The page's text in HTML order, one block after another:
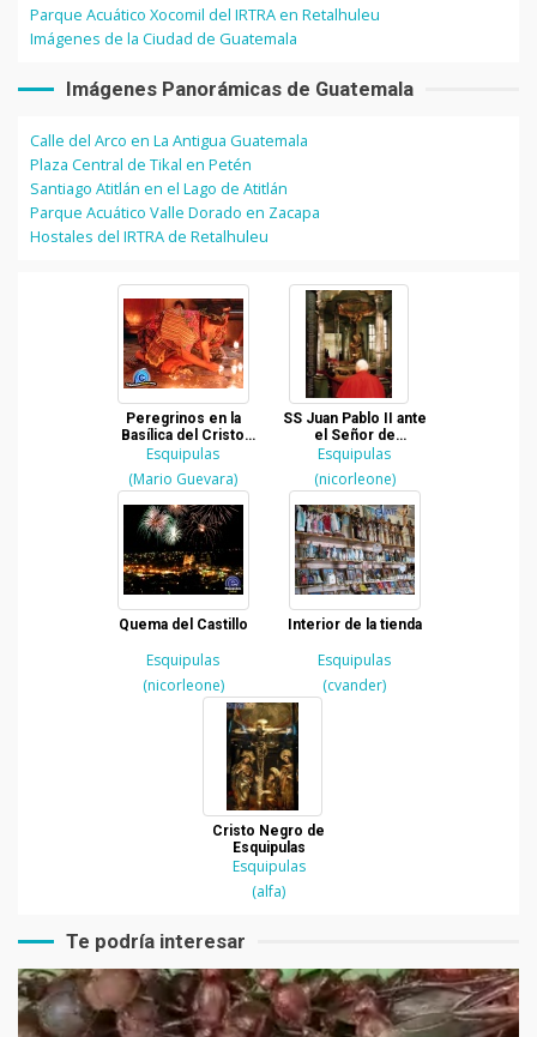
Parque Acuático Xocomil del IRTRA en Retalhuleu
Imágenes de la Ciudad de Guatemala
Imágenes Panorámicas de Guatemala
Calle del Arco en La Antigua Guatemala
Plaza Central de Tikal en Petén
Santiago Atitlán en el Lago de Atitlán
Parque Acuático Valle Dorado en Zacapa
Hostales del IRTRA de Retalhuleu
Peregrinos en la
Basílica del Cristo
Negro de Esquipulas
Esquipulas
(Mario Guevara)
SS Juan Pablo II ante
el Señor de
Esquipulas
Esquipulas
(nicorleone)
Quema del Castillo
Esquipulas
(nicorleone)
Interior de la tienda
Esquipulas
(cvander)
Cristo Negro de
Esquipulas
Esquipulas
(alfa)
Te podría interesar